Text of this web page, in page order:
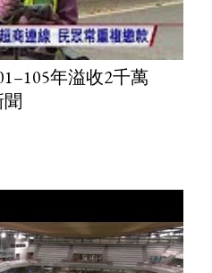
年溢收2千萬